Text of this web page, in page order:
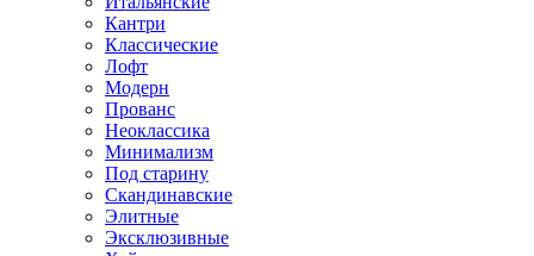
Кантри
Классические
Лофт
Модерн
Прованс
Неоклассика
Минимализм
Под старину
Скандинавские
Элитные
Эксклюзивные